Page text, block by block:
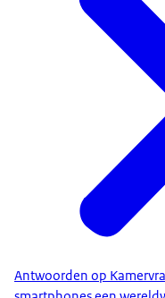
Antwoorden op